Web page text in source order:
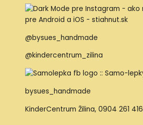
@bysues_handmade
@kindercentrum_zilina
bysues_handmade
KinderCentrum Žilina, 0904 261 416